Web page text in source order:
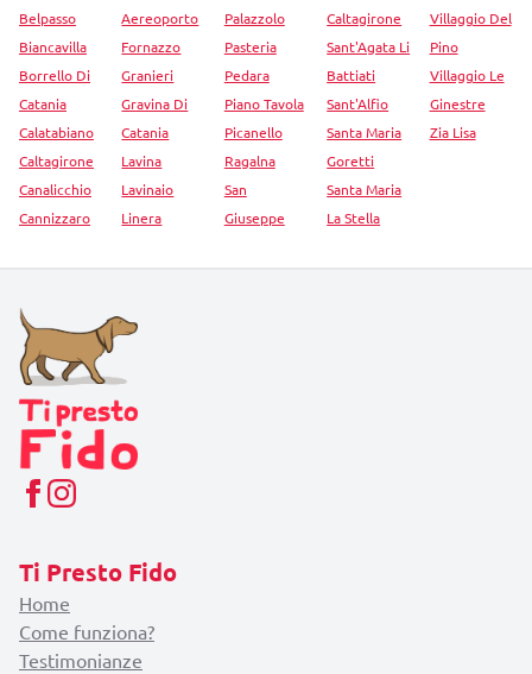
Belpasso
Biancavilla
Borrello Di
Catania
Calatabiano
Caltagirone
Canalicchio
Cannizzaro
Aereoporto
Fornazzo
Granieri
Gravina Di
Catania
Lavina
Lavinaio
Linera
Palazzolo
Pasteria
Pedara
Piano Tavola
Picanello
Ragalna
San
Giuseppe
Caltagirone
Sant'Agata Li
Battiati
Sant'Alfio
Santa Maria
Goretti
Santa Maria
La Stella
Villaggio Del
Pino
Villaggio Le
Ginestre
Zia Lisa
Ti Presto Fido
Home
Come funziona?
Testimonianze